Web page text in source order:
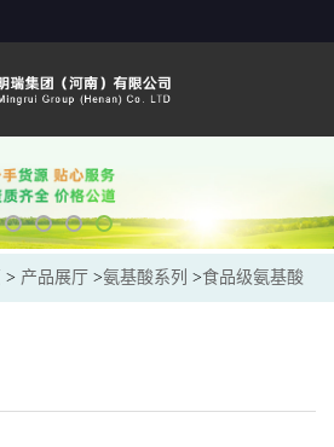
> 产品展厅 >氨基酸系列 >食品级氨基酸